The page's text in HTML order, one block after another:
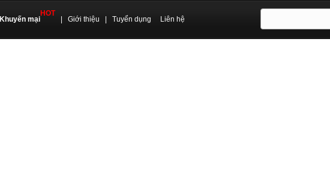
Khuyến mại
HOT
Giới thiệu Tuyển dụng Liên hệ